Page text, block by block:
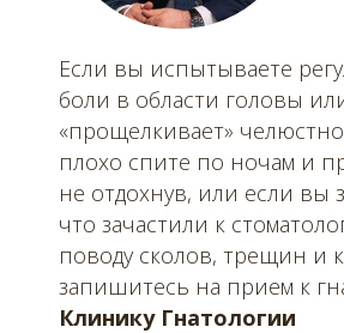
Если вы испытываете
боли в области головы
«прощелкивает»
плохо спите по ночам и
не отдохнув, или если вы
что зачастили к
поводу сколов, трещин и
запишитесь на прием к
Клинику Гнатологии